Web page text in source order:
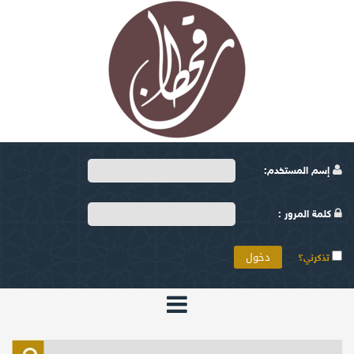
إسم المستخدم:
كلمة المرور :
تذكرني؟